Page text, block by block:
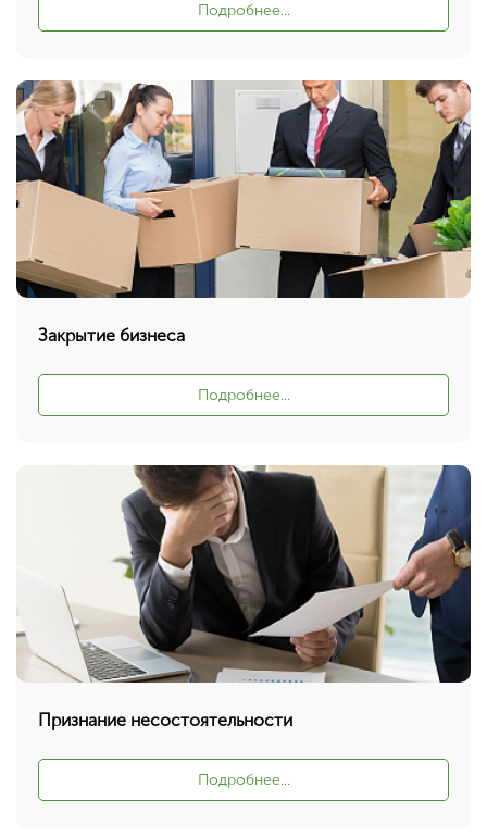
Подробнее...
Закрытие бизнеса
Подробнее...
Признание несостоятельности
Подробнее...
Ваш город Москва?
Да, верно
Нет, выбрать другой
Вы можете изменить город в любое время в верхней части сайта